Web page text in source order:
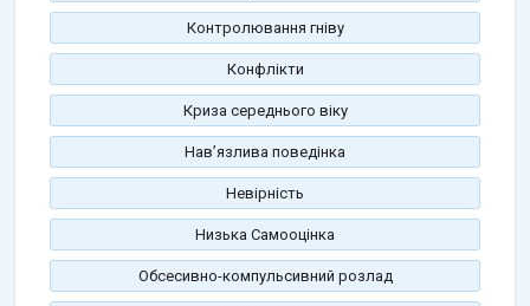
Контролювання гніву
Конфлікти
Криза середнього віку
Нав’язлива поведінка
Невірність
Низька Самооцінка
Обсесивно-компульсивний розлад